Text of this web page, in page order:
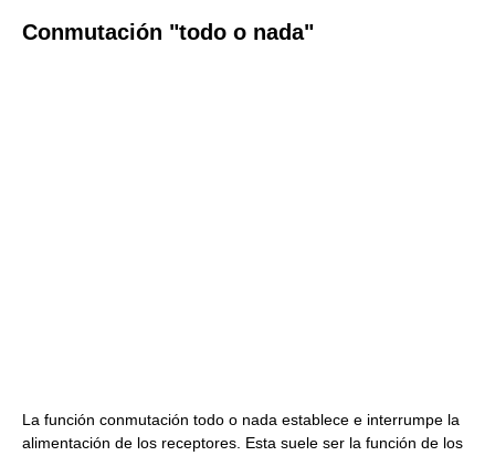
Conmutación "todo o nada"
La función conmutación todo o nada establece e interrumpe la
alimentación de los receptores. Esta suele ser la función de los